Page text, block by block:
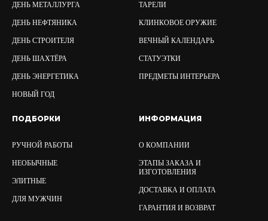
ДЕНЬ МЕТАЛЛУРГА
ДЕНЬ НЕФТЯНИКА
ДЕНЬ СТРОИТЕЛЯ
ДЕНЬ ШАХТЁРА
ДЕНЬ ЭНЕРГЕТИКА
НОВЫЙ ГОД
ТАРЕЛИ
КЛИНКОВОЕ ОРУЖИЕ
ВЕЧНЫЙ КАЛЕНДАРЬ
СТАТУЭТКИ
ПРЕДМЕТЫ ИНТЕРЬЕРА
ПОДБОРКИ
РУЧНОЙ РАБОТЫ
НЕОБЫЧНЫЕ
ЭЛИТНЫЕ
ДЛЯ МУЖЧИН
ИНФОРМАЦИЯ
О КОМПАНИИ
ЭТАПЫ ЗАКАЗА И
ИЗГОТОВЛЕНИЯ
ДОСТАВКА И ОПЛАТА
ГАРАНТИЯ И ВОЗВРАТ